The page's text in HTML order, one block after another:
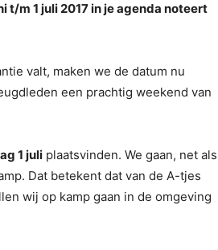
t/m 1 juli 2017 in je agenda noteert
valt, maken we de datum nu
een prachtig weekend van
1 juli plaatsvinden. We gaan, net als
Dat betekent dat van de A-tjes
wij op kamp gaan in de omgeving